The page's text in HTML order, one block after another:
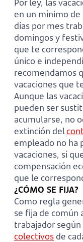
en un mínimo de
días por mes
domingos y
que te
único e
recomendamos
vacaciones que
Aunque las
pueden ser
acumularse, no
extinción del
empleado no ha
vacaciones, sí
compensación
que le
¿CÓMO SE FIJA?
Como regla
se fija de común
trabajador
colectivos de